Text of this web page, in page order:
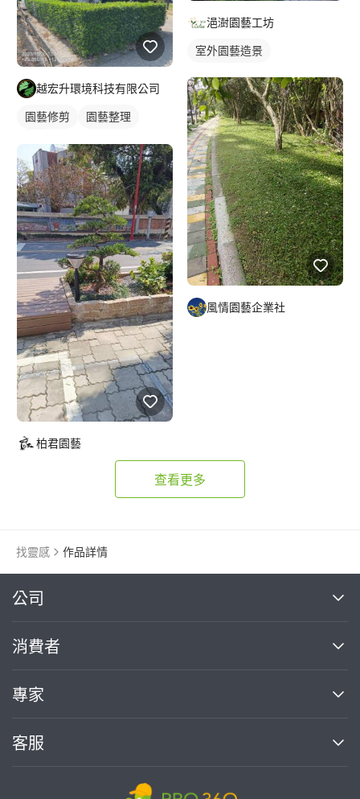
越宏升環境科技有限公司
園藝修剪
園藝整理
柏君園藝
浥澍園藝工坊
室外園藝造景
風情園藝企業社
查看更多
找靈感 作品詳情
公司
關於我們
部落格
加入我們
消費者
買服務
熱門服務
專家
案件中心
客服
繼續完成